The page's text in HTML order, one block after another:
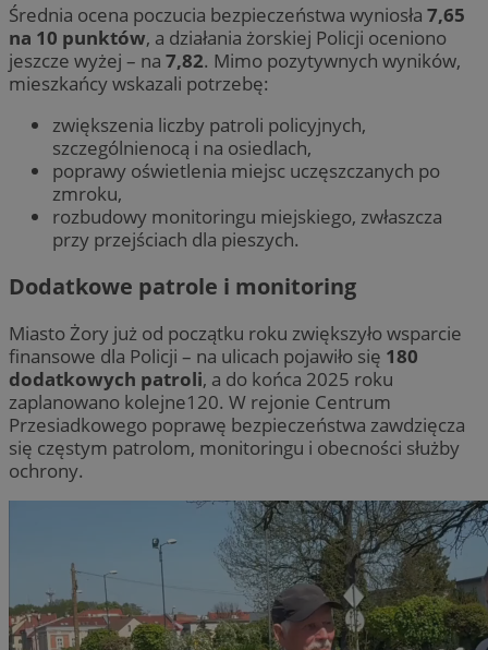
Średnia ocena poczucia bezpieczeństwa wyniosła 7,65
na 10 punktów, a działania żorskiej Policji oceniono
jeszcze wyżej – na 7,82. Mimo pozytywnych wyników,
mieszkańcy wskazali potrzebę:
zwiększenia liczby patroli policyjnych,
szczególnienocą i na osiedlach,
poprawy oświetlenia miejsc uczęszczanych po
zmroku,
rozbudowy monitoringu miejskiego, zwłaszcza
przy przejściach dla pieszych.
Dodatkowe patrole i monitoring
Miasto Żory już od początku roku zwiększyło wsparcie
finansowe dla Policji – na ulicach pojawiło się 180
dodatkowych patroli, a do końca 2025 roku
zaplanowano kolejne120. W rejonie Centrum
Przesiadkowego poprawę bezpieczeństwa zawdzięcza
się częstym patrolom, monitoringu i obecności służby
ochrony.